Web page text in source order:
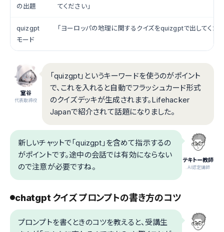
の出題
てください」
quizgpt
モード
「ヨーロッパの地理に関するクイズをquizgptで出してくださ
室谷
代表取締役
「quizgpt」というキーワードを使うのがポイント
で、これを入れると自動でフラッシュカード形式
のクイズデッキが生成されます。Lifehacker
Japanで紹介されて話題になりました。
テキトー教師
.AI認定講師
新しいチャットで「quizgpt」を含めて指示するの
がポイントです。途中の会話では有効にならない
ので注意が必要ですね。
chatgpt クイズ プロンプトの書き方のコツ
プロンプトを書くときのコツを教えると、受講生